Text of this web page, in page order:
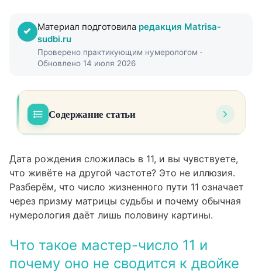
Материал подготовила редакция Matrisa-
sudbi.ru
Проверено практикующим нумерологом ·
Обновлено 14 июля 2026
Содержание статьи
сводится к двойке
02 Расшифровка числа 11 через позиции
матрицы судьбы
03 Кармическая сверхзадача: что именно
04
Проработка числа 11: конкретные шаги, а
не аффирмации
Дата рождения сложилась в 11, и вы чувствуете,
что живёте на другой частоте? Это не иллюзия.
Разберём, что число жизненного пути 11 означает
через призму матрицы судьбы и почему обычная
нумерология даёт лишь половину картины.
Что такое мастер-число 11 и
почему оно не сводится к двойке